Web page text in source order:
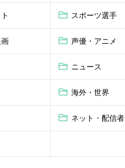
スポーツ選手
声優・アニメ
ニュース
海外・世界
ネット・配信者